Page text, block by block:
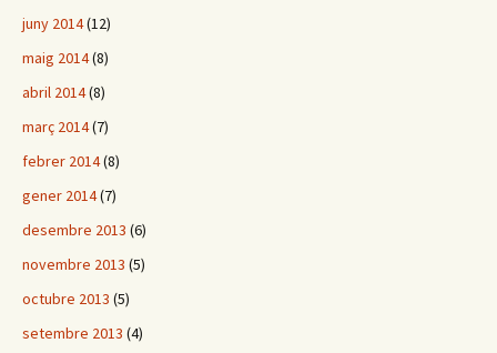
juny 2014(12)
maig 2014(8)
abril 2014(8)
març 2014(7)
febrer 2014(8)
gener 2014(7)
desembre 2013 (6)
novembre 2013 (5)
octubre 2013 (5)
setembre 2013 (4)